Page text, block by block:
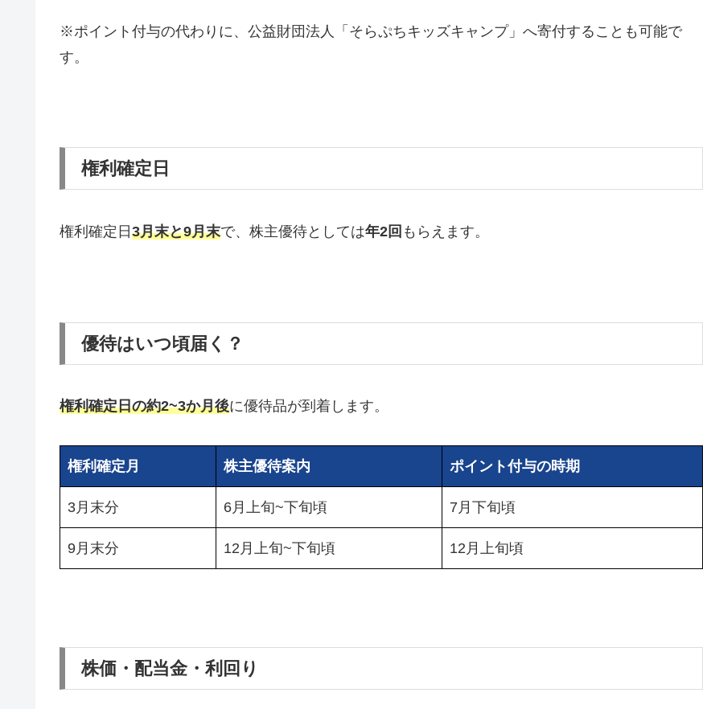
※ポイント付与の代わりに、公益財団法人「そらぷちキッズキャンプ」へ寄付することも可能で
す。
権利確定日
権利確定日3月末と9月末で、株主優待としては年2回 もらえます。
優待はいつ頃届く？
権利確定日の約2~3か月後に優待品が到着します。
権利確定月 株主優待案内 ポイント付与の時期
3月末分 6月上旬~下旬頃 7月下旬頃
9月末分 12月上旬~下旬頃 12月上旬頃
株価・配当金・利回り